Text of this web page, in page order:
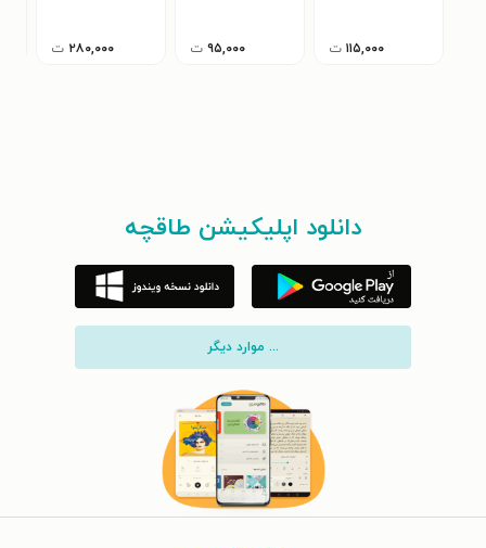
۱۱۵,۰۰۰ ت ۹۵,۰۰۰ ت ۲۸۰,۰۰۰ ت
دانلود اپلیکیشن طاقچه
... موارد دیگر